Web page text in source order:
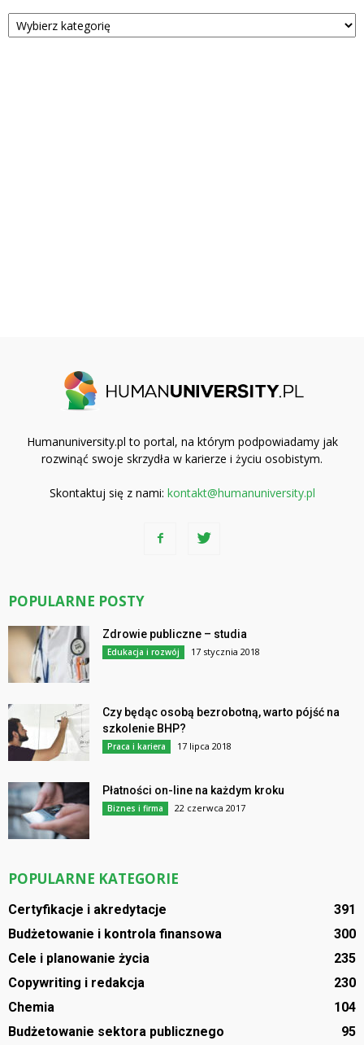
Kategorie
Humanuniversity.pl to portal, na którym podpowiadamy jak
rozwinąć swoje skrzydła w karierze i życiu osobistym.
Skontaktuj się z nami: kontakt@humanuniversity.pl
POPULARNE POSTY
Zdrowie publiczne – studia
Edukacja i rozwój 17 stycznia 2018
Czy będąc osobą bezrobotną, warto pójść na
szkolenie BHP?
Praca i kariera 17 lipca 2018
Płatności on-line na każdym kroku
Biznes i firma 22 czerwca 2017
POPULARNE KATEGORIE
Certyfikacje i akredytacje
391
Budżetowanie i kontrola finansowa
300
Cele i planowanie życia
235
Copywriting i redakcja
230
Chemia
104
Budżetowanie sektora publicznego
95